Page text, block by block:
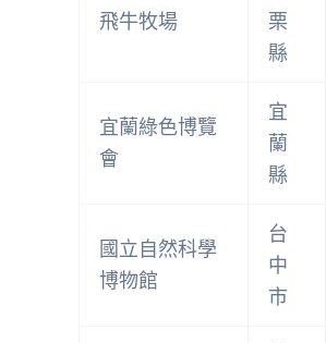
飛牛牧場
栗
縣
宜蘭綠色博覽
會
宜
蘭
縣
國立自然科學
博物館
台
中
市